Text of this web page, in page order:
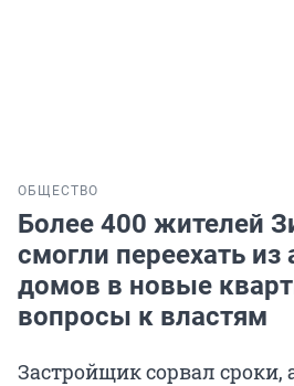
ОБЩЕСТВО
Более 400 жителей
смогли переехать
домов в новые
вопросы к властям
Застройщик сорвал сроки,